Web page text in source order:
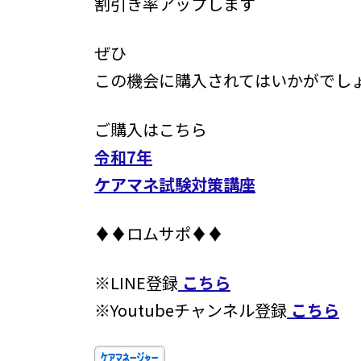
ぜひ
この機会に購入されてはいかがでし
ご購入はこちら
令和7年
ケアマネ試験対策講座
♦♦ロムサポ♦♦
※LINE登録 こちら
※Youtubeチャンネル登録 こちら